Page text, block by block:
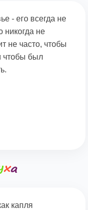
- его всегда не
никогда не
не часто, чтобы
чтобы был
капля